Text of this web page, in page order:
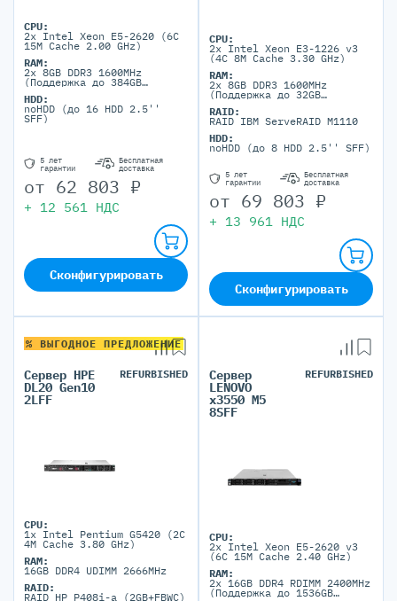
CPU:
2x Intel Xeon E5-2620 (6C
15M Cache 2.00 GHz)
RAM:
2x 8GB DDR3 1600MHz
(Поддержка до 384GB
ports)
HDD:
noHDD (до 16 HDD 2.5''
SFF)
5 лет
гарантии
Бесплатная
доставка
от 62 803 ₽
+ 12 561 НДС
Сконфигурировать
CPU:
2x Intel Xeon E3-1226 v3
(4C 8M Cache 3.30 GHz)
RAM:
2x 8GB DDR3 1600MHz
(Поддержка до 32GB
портов)
RAID:
RAID IBM ServeRAID M1110
HDD:
noHDD (до 8 HDD 2.5'' SFF)
5 лет
гарантии
Бесплатная
доставка
от 69 803 ₽
+ 13 961 НДС
Сконфигурировать
% ВЫГОДНОЕ ПРЕДЛОЖЕНИЕ
Сервер HPE
DL20 Gen10
2LFF
REFURBISHED
CPU:
1x Intel Pentium G5420 (2C
4M Cache 3.80 GHz)
RAM:
16GB DDR4 UDIMM 2666MHz
RAID:
RAID HP P408i-a (2GB+FBWC)
Сервер
LENOVO
x3550 M5
8SFF
REFURBISHED
CPU:
2x Intel Xeon E5-2620 v3
(6C 15M Cache 2.40 GHz)
RAM:
2x 16GB DDR4 RDIMM 2400MHz
(Поддержка до 1536GB